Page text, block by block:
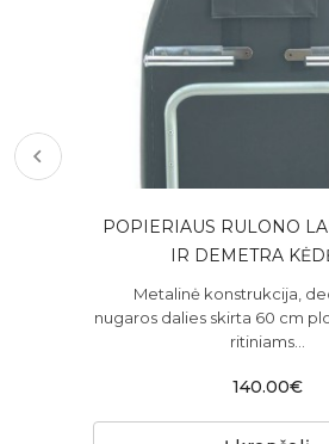
POPIERIAUS RULONO
IR DEMETRA
Metalinė konstrukcija,
nugaros dalies skirta 60 cm
ritiniams...
140.00€